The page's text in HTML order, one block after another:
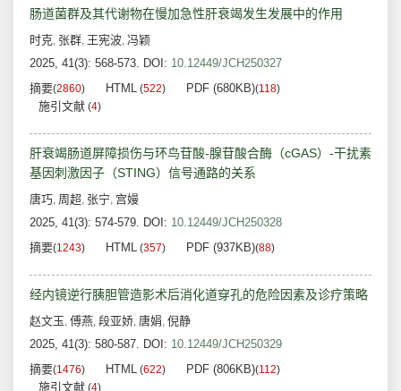
肠道菌群及其代谢物在慢加急性肝衰竭发生发展中的作用
时克, 张群, 王宪波, 冯颖
2025, 41(3): 568-573. DOI: 10.12449/JCH250327
摘要(2860) HTML (522) PDF (680KB)(118)
施引文献 (4)
肝衰竭肠道屏障损伤与环鸟苷酸-腺苷酸合酶（cGAS）-干扰素
基因刺激因子（STING）信号通路的关系
唐巧, 周超, 张宁, 宫嫚
2025, 41(3): 574-579. DOI: 10.12449/JCH250328
摘要(1243) HTML (357) PDF (937KB)(88)
经内镜逆行胰胆管造影术后消化道穿孔的危险因素及诊疗策略
赵文玉, 傅燕, 段亚娇, 唐娟, 倪静
2025, 41(3): 580-587. DOI: 10.12449/JCH250329
摘要(1476) HTML (622) PDF (806KB)(112)
施引文献 (4)